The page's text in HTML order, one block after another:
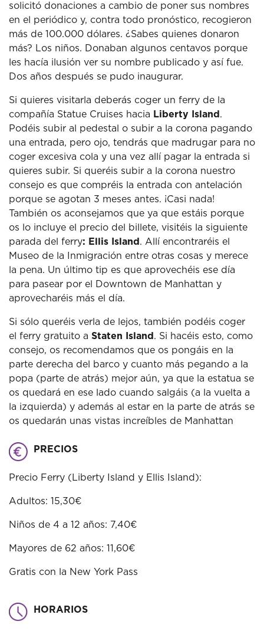
solicitó donaciones a cambio de poner sus nombres
en el periódico y, contra todo pronóstico, recogieron
más de 100.000 dólares. ¿Sabes quienes donaron
más? Los niños. Donaban algunos centavos porque
les hacía ilusión ver su nombre publicado y así fue.
Dos años después se pudo inaugurar.
Si quieres visitarla deberás coger un ferry de la
compañía Statue Cruises hacia Liberty Island .
Podéis subir al pedestal o subir a la corona pagando
una entrada, pero ojo, tendrás que madrugar para no
coger excesiva cola y una vez allí pagar la entrada si
quieres subir. Si queréis subir a la corona nuestro
consejo es que compréis la entrada con antelación
porque se agotan 3 meses antes. ¡Casi nada!
También os aconsejamos que ya que estáis porque
os lo incluye el precio del billete, visitéis la siguiente
parada del ferry: Ellis Island . Allí encontraréis el
Museo de la Inmigración entre otras cosas y merece
la pena. Un último tip es que aprovechéis ese día
para pasear por el Downtown de Manhattan y
aprovecharéis más el día.
Si sólo queréis verla de lejos, también podéis coger
el ferry gratuito a Staten Island . Si hacéis esto, como
consejo, os recomendamos que os pongáis en la
parte derecha del barco y cuanto más pegando a la
popa (parte de atrás) mejor aún, ya que la estatua se
os quedará en ese lado cuando salgáis (a la vuelta a
la izquierda) y además al estar en la parte de atrás se
os quedarán unas vistas increíbles de Manhattan
PRECIOS
Precio Ferry (Liberty Island y Ellis Island):
Adultos: 15,30€
Niños de 4 a 12 años: 7,40€
Mayores de 62 años: 11,60€
Gratis con la New York Pass
HORARIOS